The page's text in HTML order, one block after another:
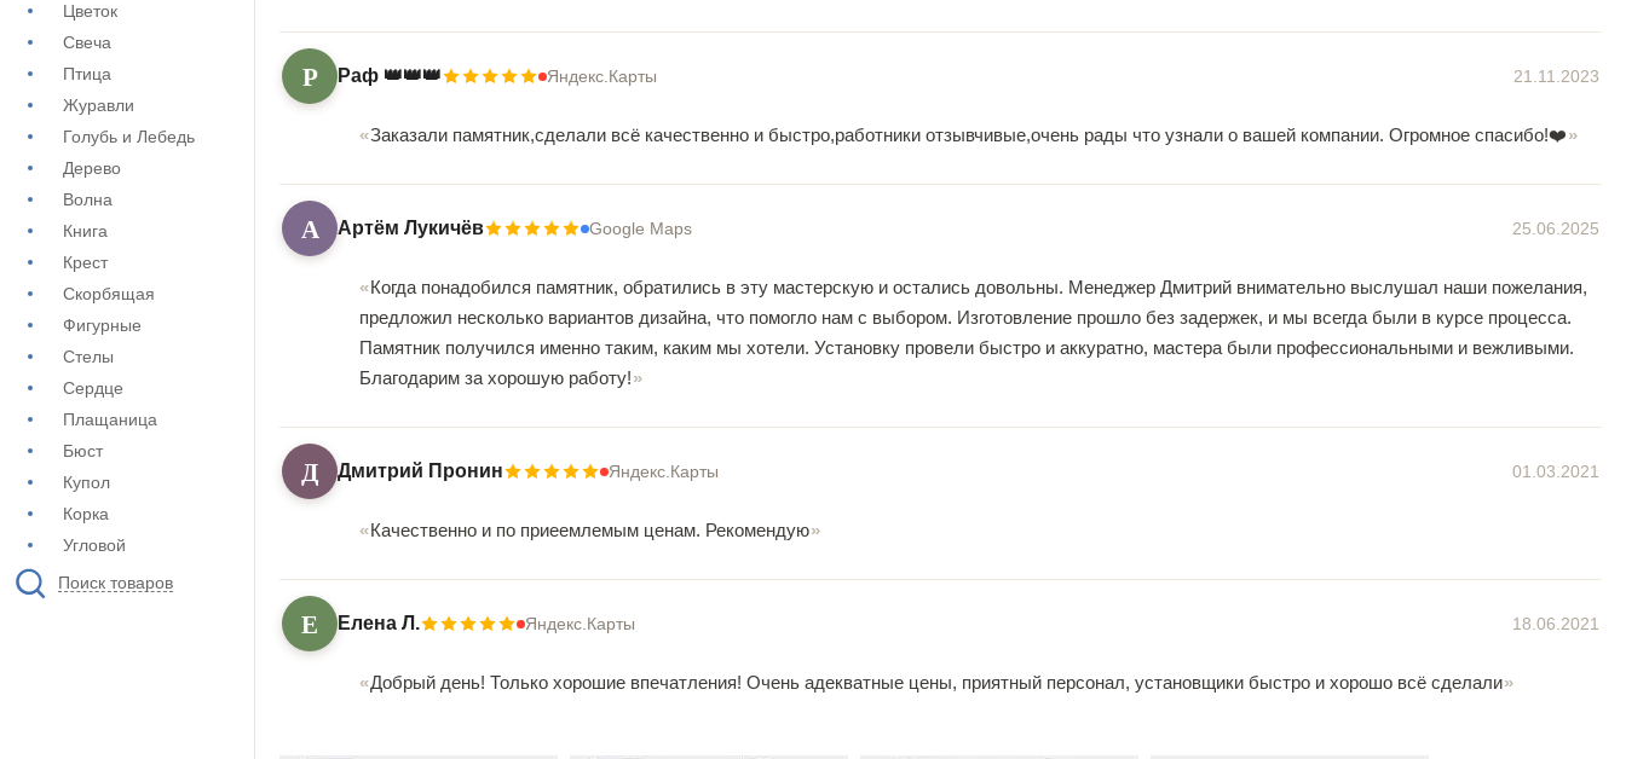
Цветок
Свеча
Птица
Журавли
Голубь и Лебедь
Дерево
Волна
Книга
Крест
Скорбящая
Фигурные
Стелы
Сердце
Плащаница
Бюст
Купол
Корка
Угловой
Поиск товаров
Р Раф 👑👑👑 Яндекс.Карты 21.11.2023
Заказали памятник,сделали всё качественно и быстро,работники отзывчивые,очень рады что узнали о вашей компании. Огромное спасибо!❤️
А Артём Лукичёв Google Maps 25.06.2025
Когда понадобился памятник, обратились в эту мастерскую и остались довольны. Менеджер Дмитрий внимательно выслушал наши пожелания,
предложил несколько вариантов дизайна, что помогло нам с выбором. Изготовление прошло без задержек, и мы всегда были в курсе процесса.
Памятник получился именно таким, каким мы хотели. Установку провели быстро и аккуратно, мастера были профессиональными и вежливыми.
Благодарим за хорошую работу!
Д Дмитрий Пронин Яндекс.Карты 01.03.2021
Качественно и по приеемлемым ценам. Рекомендую
Е Елена Л. Яндекс.Карты 18.06.2021
Добрый день! Только хорошие впечатления! Очень адекватные цены, приятный персонал, установщики быстро и хорошо всё сделали